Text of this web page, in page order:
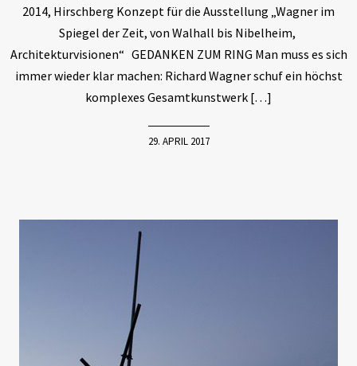
2014, Hirschberg Konzept für die Ausstellung „Wagner im
Spiegel der Zeit, von Walhall bis Nibelheim,
Architekturvisionen“ GEDANKEN ZUM RING Man muss es sich
immer wieder klar machen: Richard Wagner schuf ein höchst
komplexes Gesamtkunstwerk […]
29. APRIL 2017